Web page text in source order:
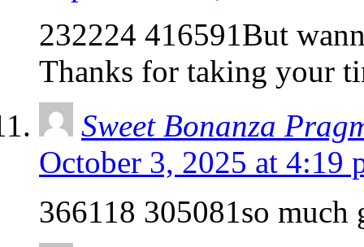
232224 416591But
Thanks for taking your
Sweet Bonanza
October 3, 2025 at 4:19
366118 305081so much